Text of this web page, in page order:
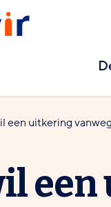
een uitkering
een